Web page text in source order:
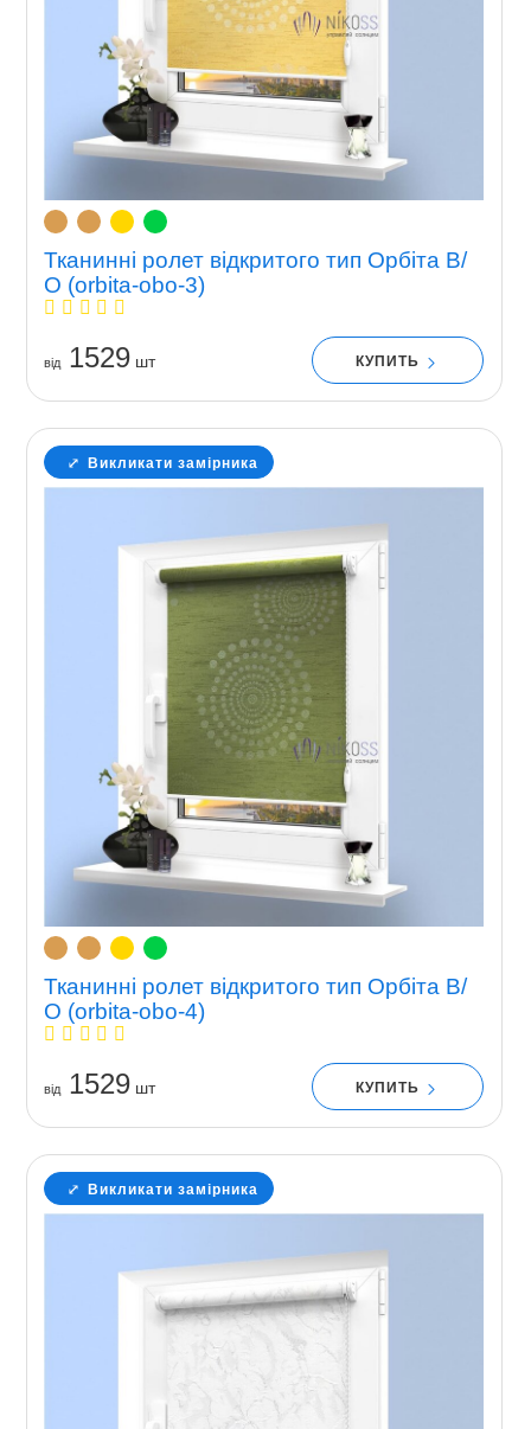
Тканинні ролет відкритого тип Орбіта В/
О (orbita-obo-3)
вiд1529шт КУПИТЬ
Викликати замірника
Тканинні ролет відкритого тип Орбіта В/
О (orbita-obo-4)
вiд1529шт КУПИТЬ
Викликати замірника